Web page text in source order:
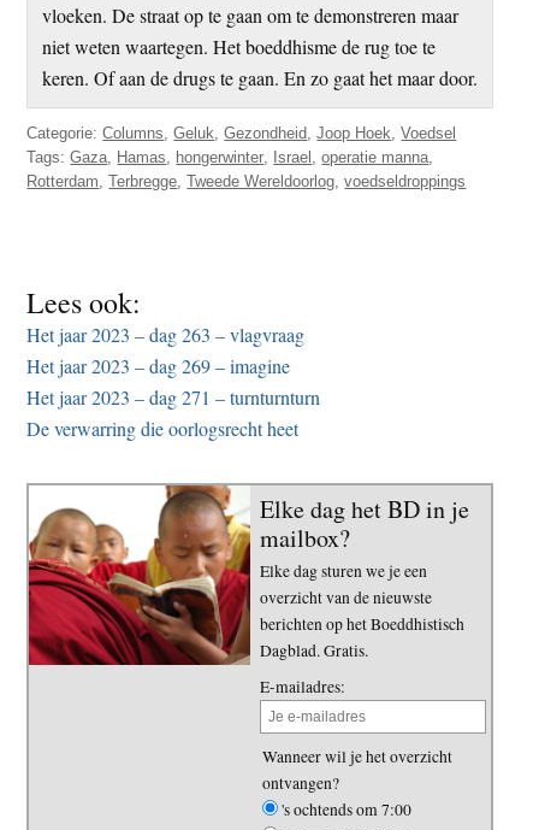
vloeken. De straat op te gaan om te demonstreren maar
niet weten waartegen. Het boeddhisme de rug toe te
keren. Of aan de drugs te gaan. En zo gaat het maar door.
Categorie:Columns,Geluk,Gezondheid,Joop Hoek,Voedsel
Tags:Gaza, Hamas, hongerwinter, Israel ,operatie manna,
Rotterdam,Terbregge,Tweede Wereldoorlog,voedseldroppings
Lees ook:
Het jaar 2023 – dag 263 – vlagvraag
Het jaar 2023 – dag 269 – imagine
Het jaar 2023 – dag 271 – turnturnturn
De verwarring die oorlogsrecht heet
Elke dag het BD in je
mailbox?
Elke dag sturen we je een
overzicht van de nieuwste
berichten op het Boeddhistisch
Dagblad. Gratis.
E-mailadres:
Wanneer wil je het overzicht
ontvangen?
's ochtends om 7:00